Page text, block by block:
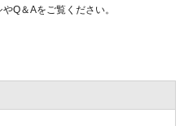
Q＆Aをご覧ください。